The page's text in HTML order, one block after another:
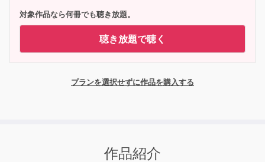
対象作品なら何冊でも聴き放題。
聴き放題で聴く
プランを選択せずに作品を購入する
作品紹介